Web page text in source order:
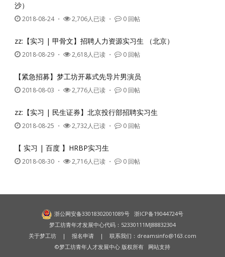
沙）
2018-08-24・ 2,706人已读 ・ 0 回帖
zz:【实习 | 甲骨文】招聘人力资源实习生 （北京）
2018-08-29 ・ 2,618人已读 ・ 0 回帖
【紧急招募】梦工坊开幕式先导片男演员
2018-08-03 ・ 2,776人已读 ・ 0 回帖
zz:【实习 | 民生证券】北京投行部招聘实习生
2018-08-25 ・ 2,732人已读 ・ 0 回帖
【 实习 | 百度 】HRBP实习生
2018-08-30 ・ 2,716人已读 ・ 0 回帖
浙公网安备33018302001089号 浙ICP备19044724号
梦工坊青年才发展中心代码：52330111MJ88832304
关于梦工坊 | 报名申请 | 联系我们： dreamsinfo@163.com
©梦工坊青年人才发展中心 版权所有 网站支持